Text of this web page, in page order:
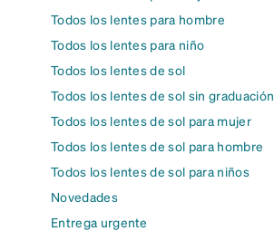
Todos los lentes para hombre
Todos los lentes para niño
Todos los lentes de sol
Todos los lentes de sol sin graduación
Todos los lentes de sol para mujer
Todos los lentes de sol para hombre
Todos los lentes de sol para niños
Novedades
Entrega urgente